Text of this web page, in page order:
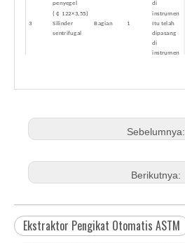
penyegel
(￠122×3,55)
di
instrumen
3
Silinder
sentrifugal
Bagian 1
Itu telah
dipasang
di
instrumen
6
7
1Sebelumnya:
Berikutnya:
Ekstraktor Pengikat Otomatis ASTM